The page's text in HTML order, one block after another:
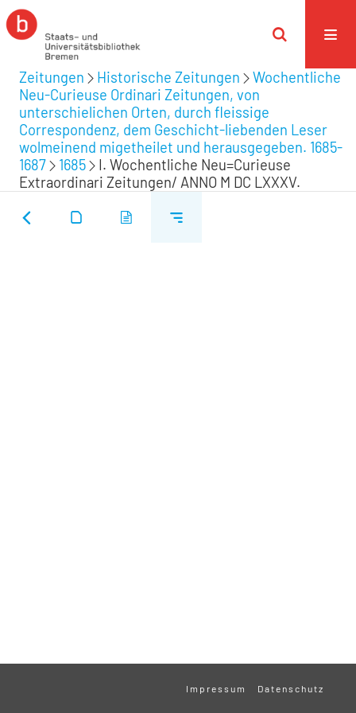
Zeitungen Historische Zeitungen
Wochentliche
Neu-Curieuse Ordinari Zeitungen, von
unterschielichen Orten, durch fleissige
Correspondenz, dem Geschicht-liebenden Leser
wolmeinend migetheilet und herausgegeben. 1685-
1687
1685
I. Wochentliche Neu=Curieuse
Extraordinari Zeitungen/ ANNO M DC LXXXV.
Impressum Datenschutz